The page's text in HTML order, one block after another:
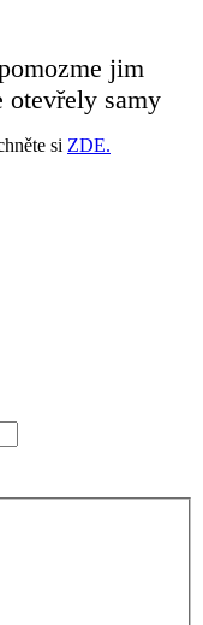
jim
samy
si ZDE.